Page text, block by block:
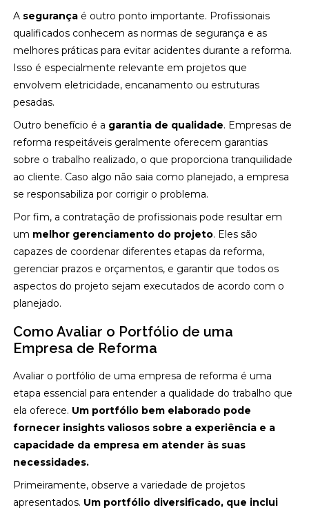
A segurança é outro ponto importante. Profissionais
qualificados conhecem as normas de segurança e as
melhores práticas para evitar acidentes durante a reforma.
Isso é especialmente relevante em projetos que
envolvem eletricidade, encanamento ou estruturas
pesadas.
Outro benefício é a garantia de qualidade. Empresas de
reforma respeitáveis geralmente oferecem garantias
sobre o trabalho realizado, o que proporciona tranquilidade
ao cliente. Caso algo não saia como planejado, a empresa
se responsabiliza por corrigir o problema.
Por fim, a contratação de profissionais pode resultar em
um melhor gerenciamento do projeto. Eles são
capazes de coordenar diferentes etapas da reforma,
gerenciar prazos e orçamentos, e garantir que todos os
aspectos do projeto sejam executados de acordo com o
planejado.
Como Avaliar o Portfólio de uma
Empresa de Reforma
Avaliar o portfólio de uma empresa de reforma é uma
etapa essencial para entender a qualidade do trabalho que
ela oferece. Um portfólio bem elaborado pode
fornecer insights valiosos sobre a experiência e a
capacidade da empresa em atender às suas
necessidades.
Primeiramente, observe a variedade de projetos
apresentados. Um portfólio diversificado, que inclui